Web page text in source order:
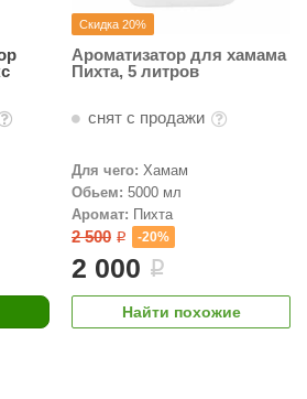
Скидка 20%
Ароматизатор для хамама
Пихта, 5 литров
снят с продажи
Для чего: Хамам
Обьем: 5000 мл
Аромат: Пихта
2 500 i -20%
2 000 i
Найти похожие